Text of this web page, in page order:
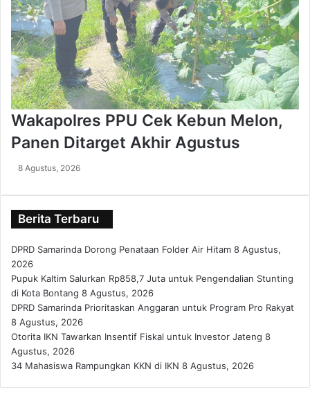
Wakapolres PPU Cek Kebun Melon,
Panen Ditarget Akhir Agustus
8 Agustus, 2026
Berita Terbaru
DPRD Samarinda Dorong Penataan Folder Air Hitam 8 Agustus,
2026
Pupuk Kaltim Salurkan Rp858,7 Juta untuk Pengendalian Stunting
di Kota Bontang 8 Agustus, 2026
DPRD Samarinda Prioritaskan Anggaran untuk Program Pro Rakyat
8 Agustus, 2026
Otorita IKN Tawarkan Insentif Fiskal untuk Investor Jateng 8
Agustus, 2026
34 Mahasiswa Rampungkan KKN di IKN 8 Agustus, 2026